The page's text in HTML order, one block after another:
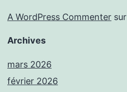
A WordPress Commenter sur
Archives
mars 2026
février 2026